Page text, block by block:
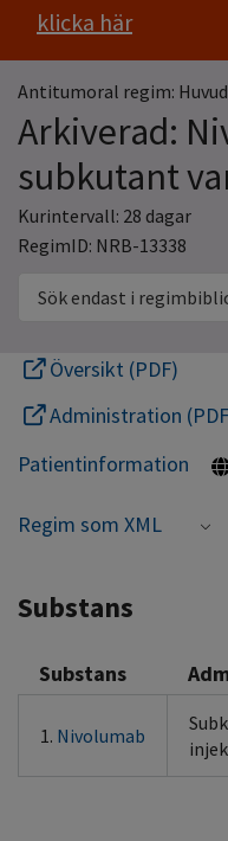
klicka här
Antitumoral regim:
Arkiverad:
subkutant
Kurintervall: 28 dagar
RegimID: NRB-13338
Sök endast i
Översikt (PDF)
Administration
Patientinformation
Regim som XML
Substans
Substans
1. Nivolumab